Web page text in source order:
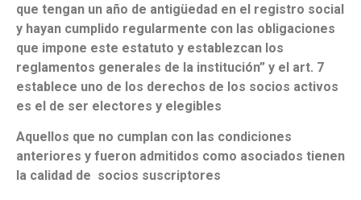
que tengan un año de antigüedad en el registro social
y hayan cumplido regularmente con las obligaciones
que impone este estatuto y establezcan los
reglamentos generales de la institución” y el art. 7
establece uno de los derechos de los socios activos
es el de ser electores y elegibles
Aquellos que no cumplan con las condiciones
anteriores y fueron admitidos como asociados tienen
la calidad de socios suscriptores